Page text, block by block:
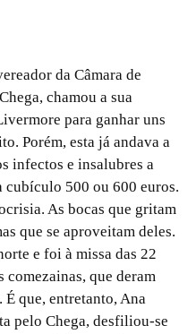
da Câmara de
chamou a sua
para ganhar uns
Porém, esta já andava a
infectos e insalubres a
cubículo 500 ou 600 euros.
As bocas que gritam
que se aproveitam deles.
e foi à missa das 22
comezainas, que deram
que, entretanto, Ana
pelo Chega, desfiliou-se